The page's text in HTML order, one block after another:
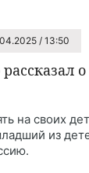
/ 13:50
на своих
из